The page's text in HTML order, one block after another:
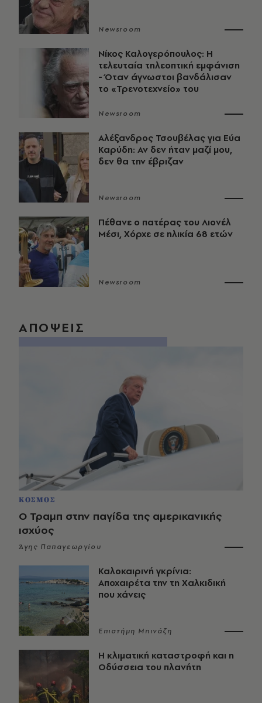
Newsroom
Νίκος Καλογερόπουλος: Η
τελευταία τηλεοπτική εμφάνιση
- Όταν άγνωστοι βανδάλισαν
το «Τρενοτεχνείο» του
Newsroom
Αλέξανδρος Τσουβέλας για Εύα
Καρύδη: Αν δεν ήταν μαζί μου,
δεν θα την έβριζαν
Newsroom
Πέθανε ο πατέρας του Λιονέλ
Μέσι, Χόρχε σε ηλικία 68 ετών
Newsroom
ΑΠΟΨΕΙΣ
ΚΟΣΜΟΣ
Ο Τραμπ στην παγίδα της αμερικανικής
ισχύος
Άγης Παπαγεωργίου
Καλοκαιρινή γκρίνια:
Αποχαιρέτα την τη Χαλκιδική
που χάνεις
Επιστήμη Μπινάζη
Η κλιματική καταστροφή και η
Οδύσσεια του πλανήτη